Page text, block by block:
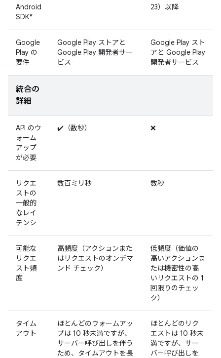
Android
SDK*
23）以降
Google
Play の
要件
Google Play ストアと
Google Play 開発者サー
ビス
Google Play スト
アと Google Play
開発者サービス
統合の
詳細
API のウ
ォーム
アップ
が必要
✔️（数秒） ❌
リクエ
ストの
一般的
なレイ
テンシ
数百ミリ秒 数秒
可能な
リクエ
スト頻
度
高頻度（アクションまた
はリクエストのオンデマ
ンド チェック）
低頻度（価値の
高いアクションま
たは機密性の高
いリクエストの 1
回限りのチェッ
ク）
タイム
アウト
ほとんどのウォームアッ
プは 10 秒未満ですが、
サーバー呼び出しを伴う
ため、タイムアウトを長
ほとんどのリク
エストは 10 秒未
満ですが、サー
バー呼び出しを